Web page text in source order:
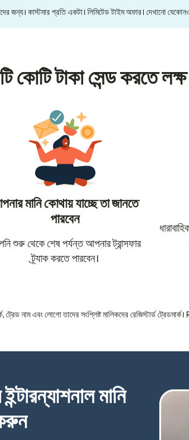
জন্য। কাস্টমার প্রতি একটা। লিমিটেড টাইম অফার। দেখানো
কোটি টাকা সেন্ড করতে
মানি কোথায় যাচ্ছে তা জানতে
পারবেন
শুরু থেকে শেষ পর্যন্ত আপনার ট্রান্সফার
ট্র্যাক করতে পারবেন।
ট্রেড নাম এবং লোগো তাদের সংশ্লিষ্ট মালিকদের রেজিস্টার্ড
মানি